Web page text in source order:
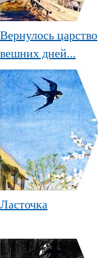
Вернулось царство
вешних дней...
Ласточка